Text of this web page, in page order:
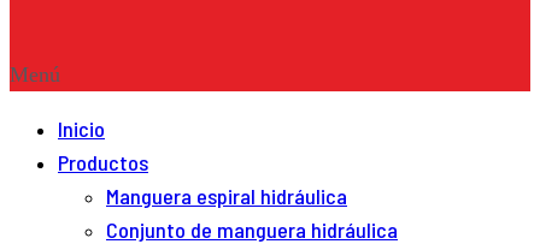
Menú
Inicio
Productos
Manguera espiral hidráulica
Conjunto de manguera hidráulica